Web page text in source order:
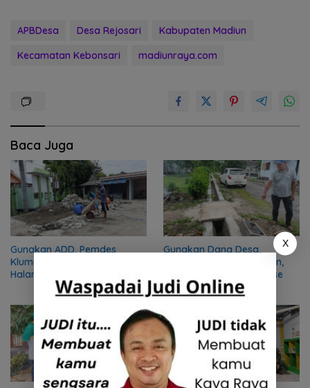
APBDesa Desa Rejosari
Kabupaten Madiun
Kecamatan Kebonsari
madiunraya.com
Baca Juga
Gunakan ADD, Pemdes
Klumutan Saradan Percantik
Halaman Balai Desa dengan
Pavingisasi
Gunakan Dana Desa,
Pemdes Krokeh Sawahan,
Perbaiki Saluran Drainase
X